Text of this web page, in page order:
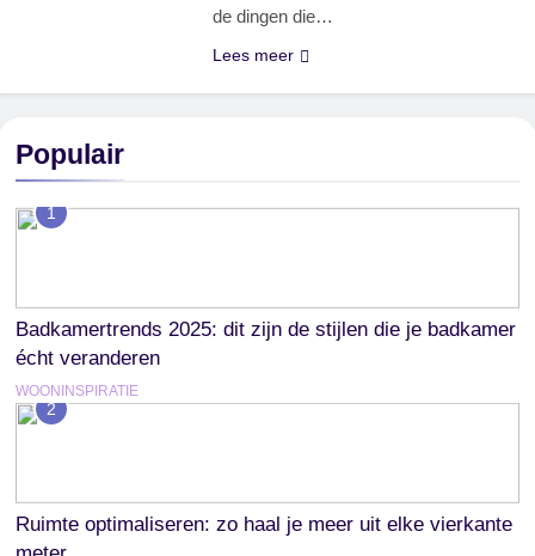
de dingen die…
Lees meer
Populair
1
Badkamertrends 2025: dit zijn de stijlen die je badkamer
écht veranderen
WOONINSPIRATIE
2
Ruimte optimaliseren: zo haal je meer uit elke vierkante